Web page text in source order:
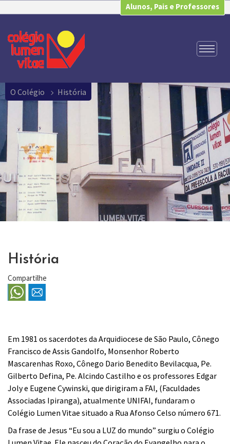
Alunos, Pais e Professores
O Colégio História
História
Compartilhe
Em 1981 os sacerdotes da Arquidiocese de São Paulo, Cônego
Francisco de Assis Gandolfo, Monsenhor Roberto
Mascarenhas Roxo, Cônego Dario Benedito Bevilacqua, Pe.
Gilberto Defina, Pe. Alcindo Castilho e os professores Edgar
Joly e Eugene Cywinski, que dirigiram a FAI, (Faculdades
Associadas Ipiranga), atualmente UNIFAI, fundaram o
Colégio Lumen Vitae situado a Rua Afonso Celso número 671.
Da frase de Jesus “Eu sou a LUZ do mundo” surgiu o Colégio